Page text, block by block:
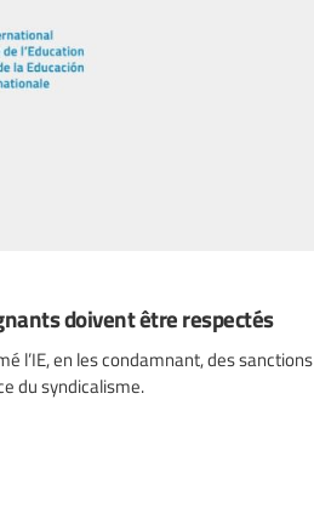
doivent être respectés
l’IE, en les condamnant, des sanctions
du syndicalisme.